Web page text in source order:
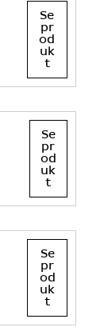
Se
pr
od
uk
t
Se
pr
od
uk
t
Se
pr
od
uk
t